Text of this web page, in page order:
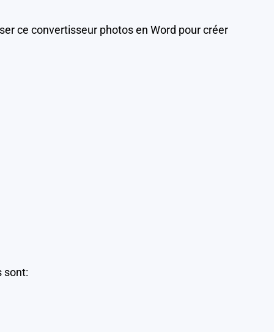
ce convertisseur photos en Word pour créer
sont: